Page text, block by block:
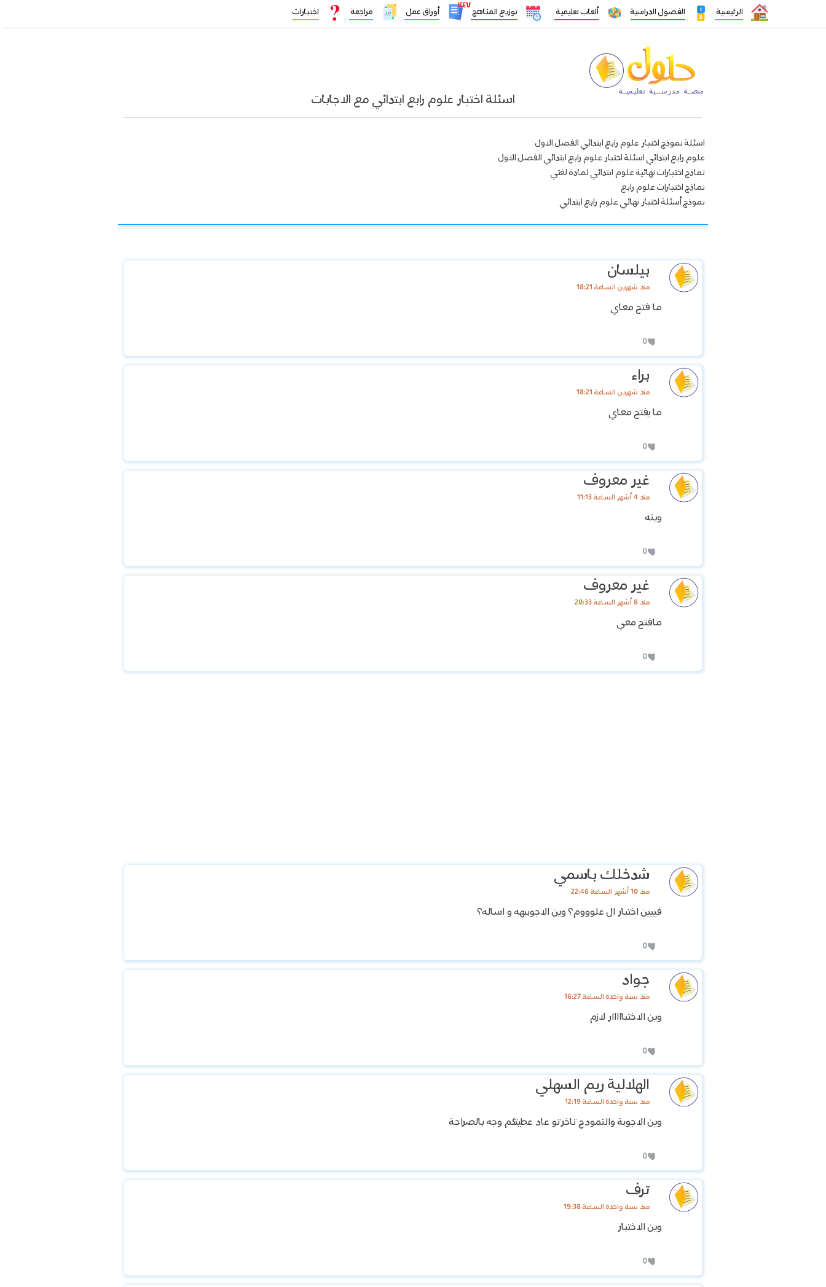
الرئيسية الفصول الدراسية ألعاب تعليمية توزيع المناهج
١٤٤٧
أوراق عمل مراجعة اختبارات
اسئلة اختبار علوم رابع ابتدائي مع الاجابات
اسئلة نموذج اختبار علوم رابع ابتدائي الفصل الاول
علوم رابع ابتدائي اسئلة اختبار علوم رابع ابتدائي الفصل الاول
نماذج اختبارات نهائية علوم ابتدائي لمادة لغتي
نماذج اختبارات علوم رابع
نموذج أسئلة اختبار نهائي علوم رابع ابتدائي
بيلسان
منذ شهرين الساعة 18:21
ما فتح معاي
0
براء
منذ شهرين الساعة 18:21
ما يفتح معاي
0
غير معروف
منذ 4 أشهر الساعة 11:13
وينه
0
غير معروف
منذ 8 أشهر الساعة 20:33
مافتح معي
0
شدخلك باسمي
منذ 10 أشهر الساعة 22:46
فييين اختبار ال علوووم؟ وين الاجوببهه و اساله؟
0
جواد
منذ سنة واحدة الساعة 16:27
وين الاختبااااار لازم
0
الهلالية ريم السهلي
منذ سنة واحدة الساعة 12:19
وين الاجوبة والنمودج تاخرتو عاد عطيتكم وجه بالصراحة
0
ترف
منذ سنة واحدة الساعة 19:38
وين الاختبار
0